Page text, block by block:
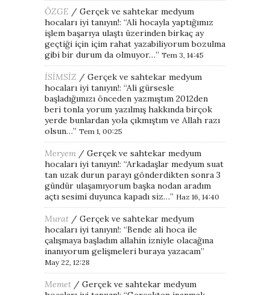
ÖZGE / Gerçek ve sahtekar medyum
hocaları iyi tanıyın!: “Ali hocayla yaptığımız
işlem başarıya ulaştı üzerinden birkaç ay
geçtiği için içim rahat yazabiliyorum bozulma
gibi bir durum da olmuyor…” Tem 3, 14:45
İSİMSİZ / Gerçek ve sahtekar medyum
hocaları iyi tanıyın!: “Ali gürsesle
başladığımızı önceden yazmıştım 2012den
beri tonla yorum yazılmış hakkında birçok
yerde bunlardan yola çıkmıştım ve Allah razı
olsun…” Tem 1, 00:25
Meryem / Gerçek ve sahtekar medyum
hocaları iyi tanıyın!: “Arkadaşlar medyum suat
tan uzak durun parayı gönderdikten sonra 3
gündür ulaşamıyorum başka nodan aradım
açtı sesimi duyunca kapadı siz…” Haz 16, 14:40
Murat / Gerçek ve sahtekar medyum
hocaları iyi tanıyın!: “Bende ali hoca ile
çalışmaya başladım allahin izniyle olacağına
inanıyorum gelişmeleri buraya yazacam”
May 22, 12:28
Memet / Gerçek ve sahtekar medyum